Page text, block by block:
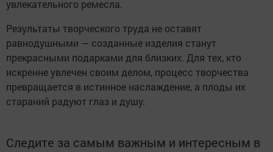
увлекательного ремесла.
Результаты творческого труда не оставят
равнодушными — созданные изделия станут
прекрасными подарками для близких. Для тех, кто
искренне увлечен своим делом, процесс творчества
превращается в истинное наслаждение, а плоды их
стараний радуют глаз и душу.
Следите за самым важным и интересным в